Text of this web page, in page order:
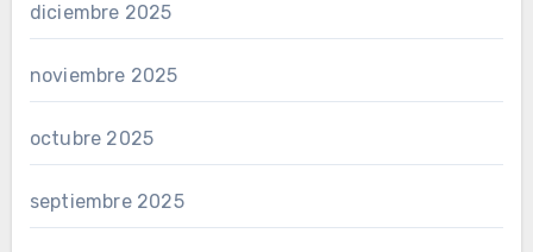
diciembre 2025
noviembre 2025
octubre 2025
septiembre 2025